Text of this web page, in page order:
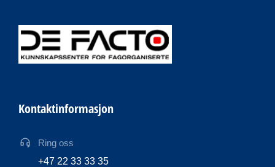
Kontaktinformasjon
Ring oss
+47 22 33 33 35